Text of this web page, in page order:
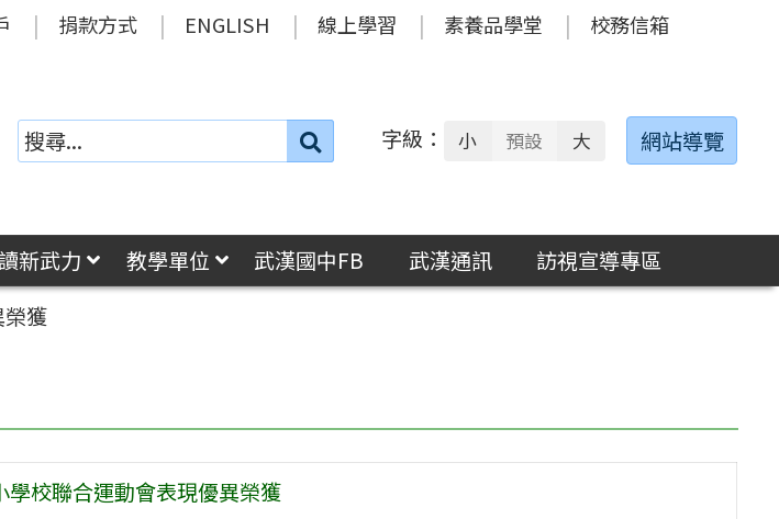
捐款方式 ENGLISH 線上學習 素養品學堂 校務信箱
搜
字級： 小 預設 大 網站導覽
新武力 教學單位 武漢國中FB 武漢通訊
訪視宣導專區
獲
學校聯合運動會表現優異榮獲